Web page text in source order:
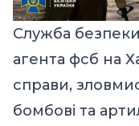
Служба
агента фсб на
справи,
бомбові та